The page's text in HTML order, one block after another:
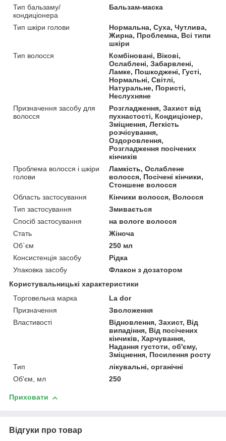
Тип бальзаму/
кондиціонера
Бальзам-маска
Тип шкіри голови
Нормальна, Суха, Чутлива,
Жирна, Проблемна, Всі типи
шкіри
Тип волосся
Комбіновані, Вікові,
Ослаблені, Забарвлені,
Ламке, Пошкоджені, Густі,
Нормальні, Світлі,
Натуральне, Пористі,
Неслухняне
Призначення засобу для
волосся
Розгладження, Захист від
пухнастості, Кондиціонер,
Зміцнення, Легкість
розчісування,
Оздоровлення,
Розгладження посічених
кінчиків
Проблема волосся і шкіри
голови
Ламкість, Ослаблене
волосся, Посічені кінчики,
Стоншене волосся
Область застосування
Кінчики волосся, Волосся
Тип застосування
Змивається
Спосіб застосування
на вологе волосся
Стать
Жіноча
Об`єм
250 мл
Консистенція засобу
Рідка
Упаковка засобу
Флакон з дозатором
Користувальницькі характеристики
Торговельна марка
La dor
Призначення
Зволоження
Властивості
Відновлення, Захист, Від
випадіння, Від посічених
кінчиків, Харчування,
Надання густоти, об'єму,
Зміцнення, Посилення росту
Тип
лікувальні, органічні
Об'єм, мл
250
Приховати
Відгуки про товар